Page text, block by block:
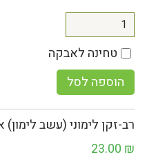
טחינה לאבקה
הוספה לסל
רב-זקן לימוני (עשב לימון)
23.00 ₪